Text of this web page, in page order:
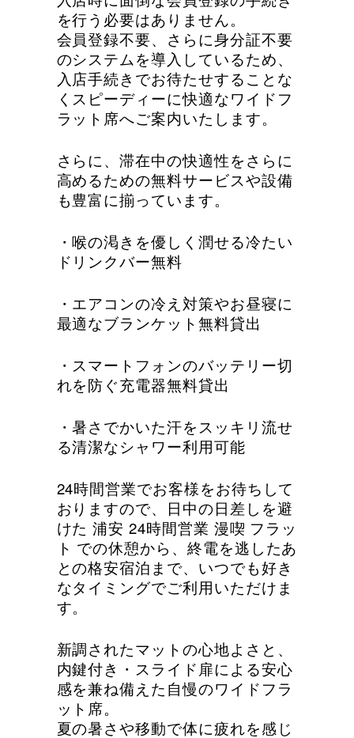
を行う必要はありません。
会員登録不要、さらに身分証不要
のシステムを導入しているため、
入店手続きでお待たせすることな
くスピーディーに快適なワイドフ
ラット席へご案内いたします。
さらに、滞在中の快適性をさらに
高めるための無料サービスや設備
も豊富に揃っています。
・喉の渇きを優しく潤せる冷たい
ドリンクバー無料
・エアコンの冷え対策やお昼寝に
最適なブランケット無料貸出
・スマートフォンのバッテリー切
れを防ぐ充電器無料貸出
・暑さでかいた汗をスッキリ流せ
る清潔なシャワー利用可能
24時間営業でお客様をお待ちして
おりますので、日中の日差しを避
けた 浦安 24時間営業 漫喫 フラッ
ト での休憩から、終電を逃したあ
との格安宿泊まで、いつでも好き
なタイミングでご利用いただけま
す。
新調されたマットの心地よさと、
内鍵付き・スライド扉による安心
感を兼ね備えた自慢のワイドフラ
ット席。
夏の暑さや移動で体に疲れを感じ